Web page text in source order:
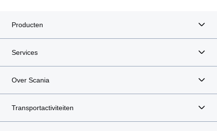
Producten
Services
Over Scania
Transportactiviteiten